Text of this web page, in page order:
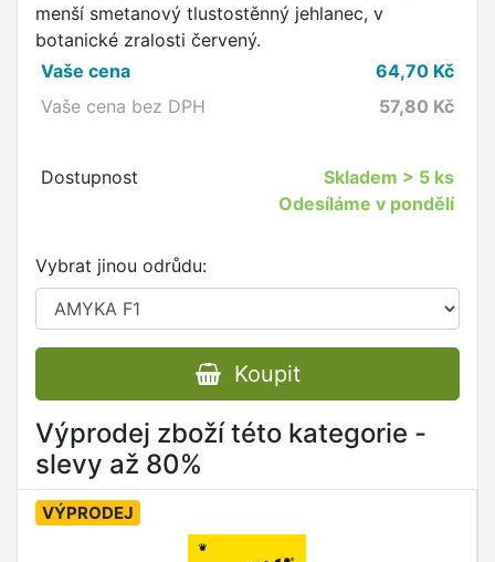
menší smetanový tlustostěnný jehlanec, v
botanické zralosti červený.
Vaše cena
64,70 Kč
Vaše cena bez DPH
57,80 Kč
Dostupnost Skladem > 5 ks
Odesíláme v pondělí
Vybrat jinou odrůdu:
Koupit
Výprodej zboží této kategorie -
slevy až 80%
VÝPRODEJ